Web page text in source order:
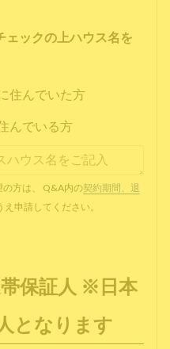
ェックの上ハウス名を
住んでいた方
んでいる方
方は、 Q&A内の契約期間、退
え申請してください。
保証人 ※日本
となります